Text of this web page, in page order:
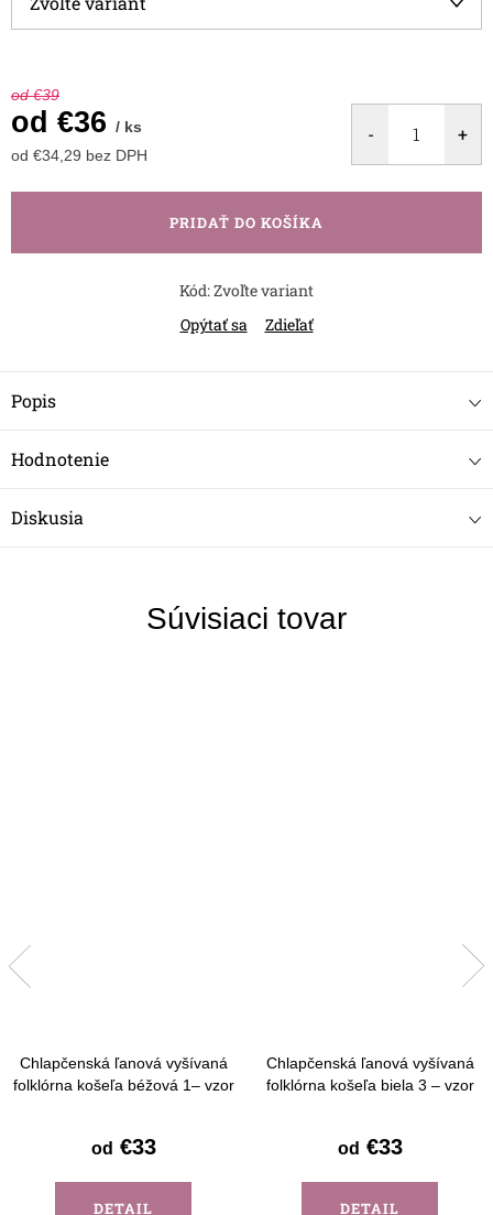
od €39
od €36 / ks
od €34,29 bez DPH
cena:
PRIDAŤ DO KOŠÍKA
Kód:Zvoľte variant
Opýtať sa
Zdieľať
Popis
Hodnotenie
Diskusia
Súvisiaci tovar
Chlapčenská ľanová vyšívaná
folklórna košeľa béžová 1– vzor
od €33
DETAIL
Chlapčenská ľanová vyšívaná
folklórna košeľa biela 3 – vzor
od €33
DETAIL